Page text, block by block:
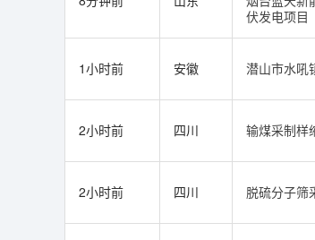
伏发电项目
1小时前 安徽 潜山市水吼
2小时前 四川 输煤采制样
2小时前 四川 脱硫分子筛